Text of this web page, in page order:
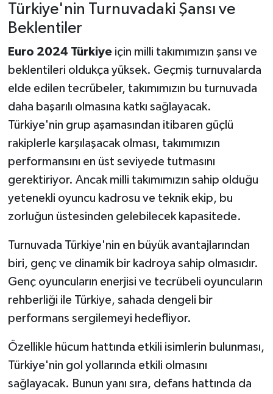
Türkiye'nin Turnuvadaki Şansı ve
Beklentiler
Euro 2024 Türkiyeiçin milli takımımızın şansı ve
beklentileri oldukça yüksek. Geçmiş turnuvalarda
elde edilen tecrübeler, takımımızın bu turnuvada
daha başarılı olmasına katkı sağlayacak.
Türkiye'nin grup aşamasından itibaren güçlü
rakiplerle karşılaşacak olması, takımımızın
performansını en üst seviyede tutmasını
gerektiriyor. Ancak milli takımımızın sahip olduğu
yetenekli oyuncu kadrosu ve teknik ekip, bu
zorluğun üstesinden gelebilecek kapasitede.
Turnuvada Türkiye'nin en büyük avantajlarından
biri, genç ve dinamik bir kadroya sahip olmasıdır.
Genç oyuncuların enerjisi ve tecrübeli oyuncuların
rehberliği ile Türkiye, sahada dengeli bir
performans sergilemeyi hedefliyor.
Özellikle hücum hattında etkili isimlerin bulunması,
Türkiye'nin gol yollarında etkili olmasını
sağlayacak. Bunun yanı sıra, defans hattında da